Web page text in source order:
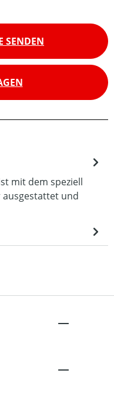
SENDEN
mit dem speziell
und